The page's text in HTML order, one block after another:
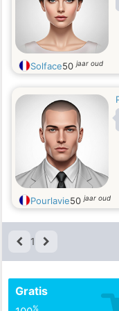
Solface50jaar oud
Pourlavie50jaar oud
1
Gratis
%